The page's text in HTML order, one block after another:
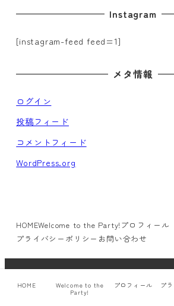
送
り
Instagram
[instagram-feed feed=1]
メタ情報
ログイン
投稿フィード
コメントフィード
WordPress.org
HOMEWelcome to the Party! プロフィール
プライバシーポリシー お問い合わせ
© neppie.com All rights
HOME
Welcome to the
Party!
プロフィール
プ